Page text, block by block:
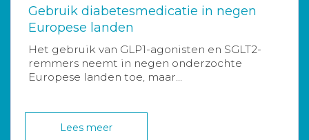
Gebruik diabetesmedicatie in negen
Europese landen
Het gebruik van GLP1-agonisten en SGLT2-
remmers neemt in negen onderzochte
Europese landen toe, maar...
Lees meer